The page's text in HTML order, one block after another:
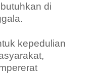
di
kepedulian